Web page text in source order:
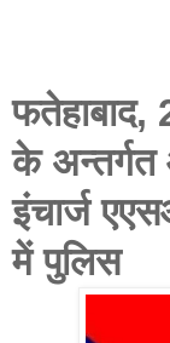
के अन्तर्गत
इंचार्ज
में पुलिस